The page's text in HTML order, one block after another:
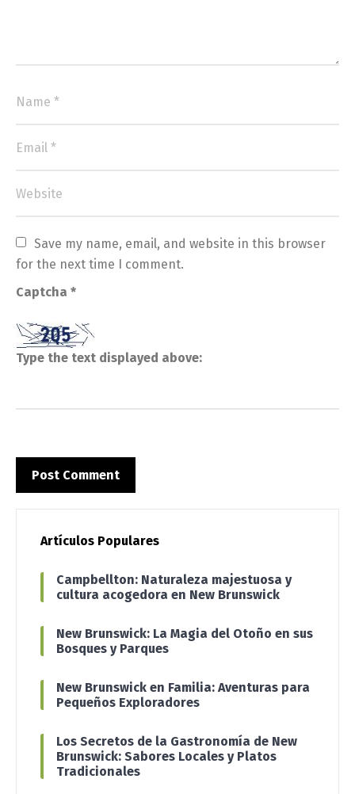
Save my name, email, and website in this browser
for the next time I comment.
Captcha *
Type the text displayed above:
Artículos Populares
Campbellton: Naturaleza majestuosa y
cultura acogedora en New Brunswick
New Brunswick: La Magia del Otoño en sus
Bosques y Parques
New Brunswick en Familia: Aventuras para
Pequeños Exploradores
Los Secretos de la Gastronomía de New
Brunswick: Sabores Locales y Platos
Tradicionales